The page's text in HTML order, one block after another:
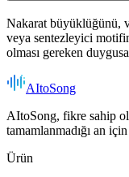
Nakarat büyüklüğünü,
veya sentezleyici
olması gereken
AItoSong
AItoSong, fikre sahip
tamamlanmadığı an için
Ürün